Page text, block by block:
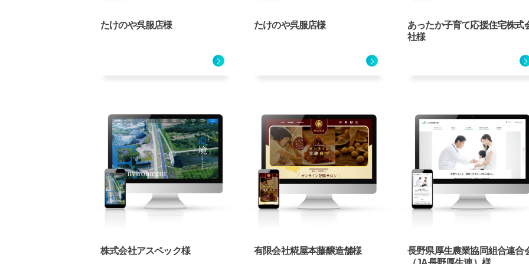
たけのや呉服店様 たけのや呉服店様
あったか子育て応援住宅株式
社様
株式会社アスペック様 有限会社糀屋本藤醸造舗様
長野県厚生農業協同組合連合